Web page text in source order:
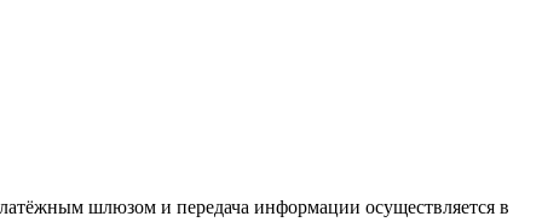
шлюзом и передача информации осуществляется в